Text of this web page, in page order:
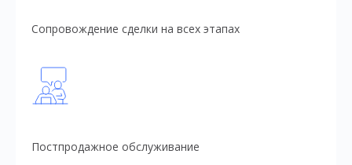
Сопровождение сделки на всех этапах
Постпродажное обслуживание